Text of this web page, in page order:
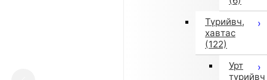
Түрийвч,
хавтас
(122)
Урт
түрийвч